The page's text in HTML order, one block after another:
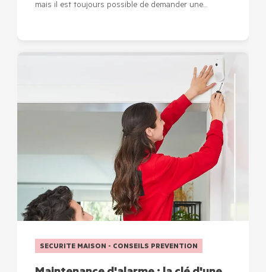
mais il est toujours possible de demander une…
SECURITE MAISON - CONSEILS PREVENTION